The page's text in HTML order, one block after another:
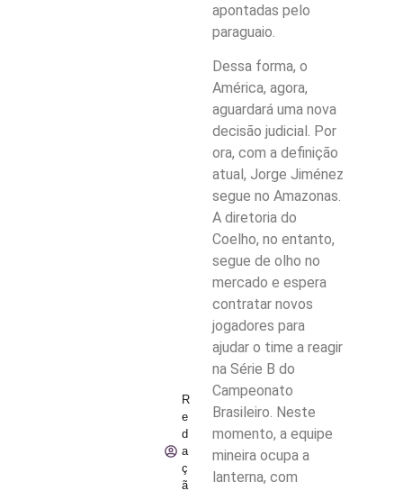
R
e
d
a
ç
ã
apontadas pelo
paraguaio.
Dessa forma, o
América, agora,
aguardará uma nova
decisão judicial. Por
ora, com a definição
atual, Jorge Jiménez
segue no Amazonas.
A diretoria do
Coelho, no entanto,
segue de olho no
mercado e espera
contratar novos
jogadores para
ajudar o time a reagir
na Série B do
Campeonato
Brasileiro. Neste
momento, a equipe
mineira ocupa a
lanterna, com